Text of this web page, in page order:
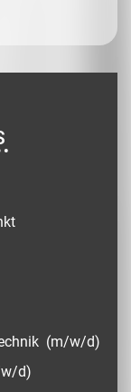
(m/w/d)
d)